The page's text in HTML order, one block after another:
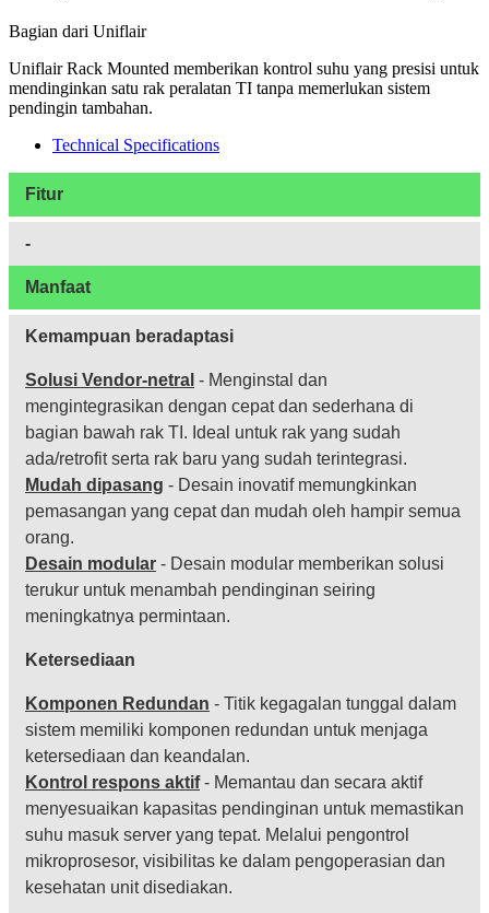
Bagian dari Uniflair
Uniflair Rack Mounted memberikan kontrol suhu yang presisi untuk
mendinginkan satu rak peralatan TI tanpa memerlukan sistem
pendingin tambahan.
Technical Specifications
Fitur
-
Manfaat
Kemampuan beradaptasi
Solusi Vendor-netral - Menginstal dan
mengintegrasikan dengan cepat dan sederhana di
bagian bawah rak TI. Ideal untuk rak yang sudah
ada/retrofit serta rak baru yang sudah terintegrasi.
Mudah dipasang - Desain inovatif memungkinkan
pemasangan yang cepat dan mudah oleh hampir semua
orang.
Desain modular - Desain modular memberikan solusi
terukur untuk menambah pendinginan seiring
meningkatnya permintaan.
Ketersediaan
Komponen Redundan - Titik kegagalan tunggal dalam
sistem memiliki komponen redundan untuk menjaga
ketersediaan dan keandalan.
Kontrol respons aktif- Memantau dan secara aktif
menyesuaikan kapasitas pendinginan untuk memastikan
suhu masuk server yang tepat. Melalui pengontrol
mikroprosesor, visibilitas ke dalam pengoperasian dan
kesehatan unit disediakan.